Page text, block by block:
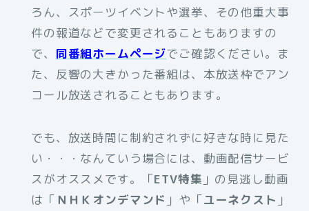
ろん、スポーツイベントや選挙、その他重大事
件の報道などで変更されることもありますの
で、 同番組ホームページでご確認ください。ま
た、反響の大きかった番組は、本放送枠でアン
コール放送されることもあります。
でも、放送時間に制約されずに好きな時に見た
い・・・なんていう場合には、動画配信サービ
スがオススメです。「ETV特集 」の見逃し動画
は「 ＮＨＫオンデマンド 」や「ユーネクスト 」